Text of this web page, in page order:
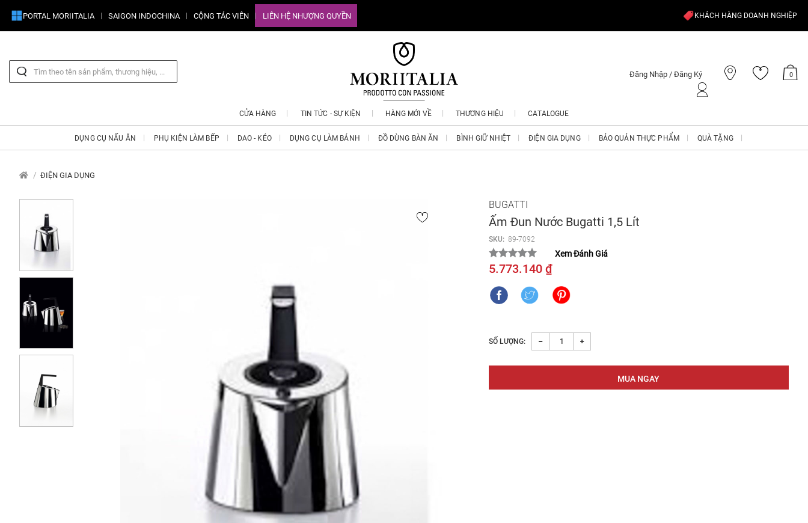
PORTAL MORIITALIA SAIGON INDOCHINA CỘNG TÁC VIÊN LIÊN HỆ NHƯỢNG QUYỀN KHÁCH HÀNG DOANH NGHIỆP
Đăng Nhập / Đăng Ký 0
CỬA HÀNG TIN TỨC - SỰ KIỆN HÀNG MỚI VỀ THƯƠNG HIỆU CATALOGUE
DỤNG CỤ NẤU ĂN PHỤ KIỆN LÀM BẾP DAO - KÉO DỤNG CỤ LÀM BÁNH ĐỒ DÙNG BÀN ĂN BÌNH GIỮ NHIỆT ĐIỆN GIA DỤNG BẢO QUẢN THỰC PHẨM QUÀ TẶNG
ĐIỆN GIA DỤNG
BUGATTI
Ấm Đun Nước Bugatti 1,5 Lít
SKU: 89-7092
Xem Đánh Giá
5.773.140 ₫
SỐ LƯỢNG: